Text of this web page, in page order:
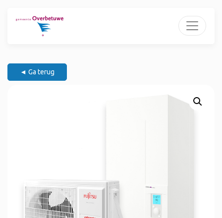
◄ Ga terug